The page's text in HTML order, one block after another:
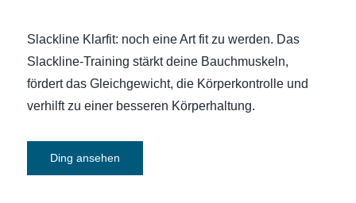
Slackline Klarfit: noch eine Art fit zu werden. Das
Slackline-Training stärkt deine Bauchmuskeln,
fördert das Gleichgewicht, die Körperkontrolle und
verhilft zu einer besseren Körperhaltung.
Ding ansehen